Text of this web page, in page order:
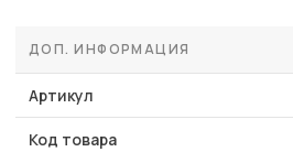
ДОП. ИНФОРМАЦИЯ
Артикул
Код товара